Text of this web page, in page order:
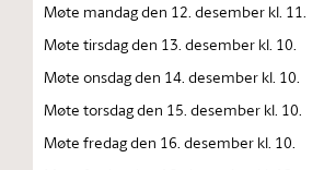
Møte mandag den 12. desember kl. 11.
Møte tirsdag den 13. desember kl. 10.
Møte onsdag den 14. desember kl. 10.
Møte torsdag den 15. desember kl. 10.
Møte fredag den 16. desember kl. 10.